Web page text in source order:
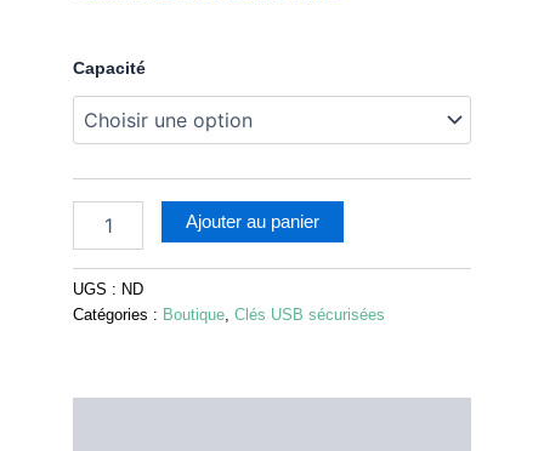
Capacité
Ajouter au panier
UGS : ND
Catégories : Boutique, Clés USB sécurisées